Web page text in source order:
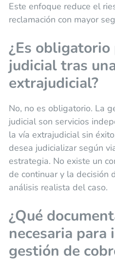
Este enfoque reduce el
reclamación con mayor
¿Es obligatorio
judicial tras
extrajudicial?
No, no es obligatorio. La
judicial son servicios
la vía extrajudicial sin
desea judicializar según
estrategia. No existe un
de continuar y la decisión
análisis realista del caso.
¿Qué
necesaria para
gestión de